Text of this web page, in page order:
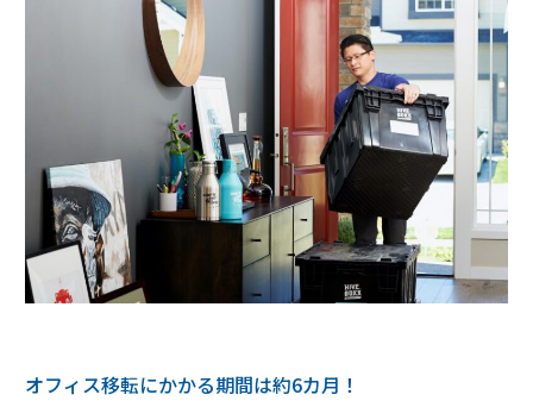
オフィス移転にかかる期間は約6カ月！